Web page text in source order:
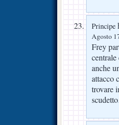
Principe
Agosto
Frey
anche
attacco
trovare